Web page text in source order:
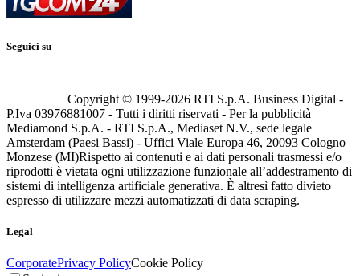
Seguici su
Copyright © 1999-2026 RTI S.p.A. Business Digital -
P.Iva 03976881007 - Tutti i diritti riservati - Per la pubblicità
Mediamond S.p.A. - RTI S.p.A., Mediaset N.V., sede legale
Amsterdam (Paesi Bassi) - Uffici Viale Europa 46, 20093 Cologno
Monzese (MI)Rispetto ai contenuti e ai dati personali trasmessi e/o
riprodotti è vietata ogni utilizzazione funzionale all’addestramento di
sistemi di intelligenza artificiale generativa. È altresì fatto divieto
espresso di utilizzare mezzi automatizzati di data scraping.
Legal
CorporatePrivacy PolicyCookie Policy